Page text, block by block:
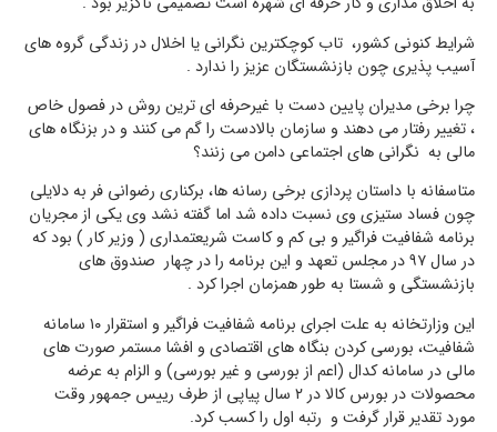
شرایط کنونی کشور، تاب کوچکترین نگرانی یا اخلال در زندگی گروه های
آسیب پذیری چون بازنشستگان عزیز را ندارد .
چرا برخی مدیران پایین دست با غیرحرفه ای ترین روش در فصول خاص
، تغییر رفتار می دهند و سازمان بالادست را گم می کنند و در بزنگاه های
مالی به نگرانی های اجتماعی دامن می زنند؟
متاسفانه با داستان پردازی برخی رسانه ها، برکناری رضوانی فر به دلایلی
چون فساد ستیزی وی نسبت داده شد اما گفته نشد وی یکی از مجریان
برنامه شفافیت فراگیر و بی کم و کاست شریعتمداری ( وزیر کار ) بود که
در سال ۹۷ در مجلس تعهد و این برنامه را در چهار صندوق های
بازنشستگی و شستا به طور همزمان اجرا کرد .
این وزارتخانه به علت اجرای برنامه شفافیت فراگیر و استقرار ۱۰ سامانه
شفافیت، بورسی کردن بنگاه های اقتصادی و افشا مستمر صورت های
مالی در سامانه کدال (اعم از بورسی و غیر بورسی) و الزام به عرضه
محصولات در بورس کالا در ۲ سال پیاپی از طرف رییس جمهور وقت
مورد تقدیر قرار گرفت و رتبه اول را کسب کرد.